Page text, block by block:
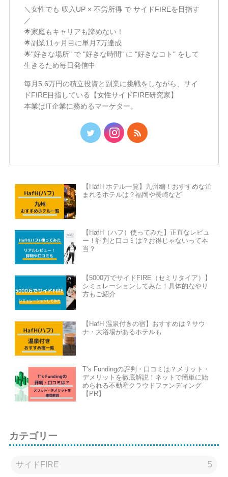
＼女性でも 収入UP × 不労所得 で サイドFIREを目指す
／
🌟家庭もキャリアも諦めない！
🌟副業11ヶ月目に単月7万達成
🌟"好きな場所" で "好きな時間" に "好きなコト" をして
生きるため毎日発信中
毎月5.6万円の積立投資と副業に挑戦をしながら、サイ
ドFIRE目指している【女性サイドFIRE研究家】
本業はIT企業に務めるマーケター。
【HafH ホテル一覧】九州編！おすすめな泊
まれるホテルは？福岡や長崎など
【HafH（ハフ）使ってみた】正直なレビュ
ー！評判と口コミは？お得じゃないって本
当？
【5000万でサイドFIRE（セミリタイア）】
シミュレーションしてみた！具体的なやり
方もご紹介
【HafH 温泉付きの宿】おすすめは？サウ
ナ・大浴場があるホテルも
T‘s Fundingの評判・口コミは？メリット・
デメリットを徹底解説！ネットで簡単に始
められる不動産クラウドファンディング
【PR】
カテゴリー
サイドFIRE 5